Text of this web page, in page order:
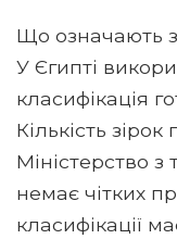
Що означають
У Єгипті
класифікація
Кількість
Міністерство
немає чітких
класифікації